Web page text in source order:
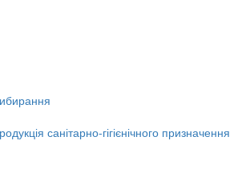
санітарно-гігієнічного призначення